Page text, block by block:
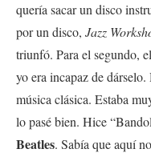
quería sacar un disco
por un disco, Jazz
triunfó. Para el segundo,
yo era incapaz de
música clásica. Estaba
lo pasé bien. Hice
Beatles. Sabía que aquí